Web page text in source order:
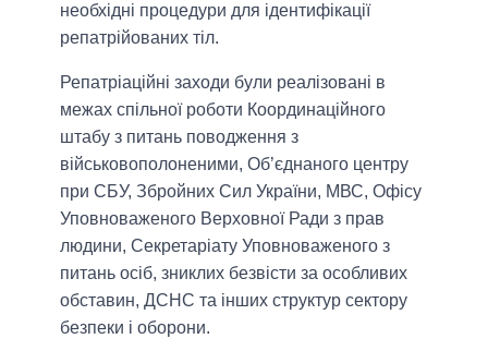
необхідні процедури для ідентифікації
репатрійованих тіл.
Репатріаційні заходи були реалізовані в
межах спільної роботи Координаційного
штабу з питань поводження з
військовополоненими, Об’єднаного центру
при СБУ, Збройних Сил України, МВС, Офісу
Уповноваженого Верховної Ради з прав
людини, Секретаріату Уповноваженого з
питань осіб, зниклих безвісти за особливих
обставин, ДСНС та інших структур сектору
безпеки і оборони.